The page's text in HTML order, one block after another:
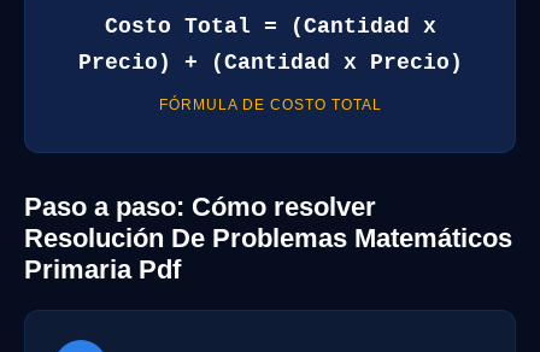
Costo Total = (Cantidad x
Precio) + (Cantidad x Precio)
FÓRMULA DE COSTO TOTAL
Paso a paso: Cómo resolver
Resolución De Problemas Matemáticos
Primaria Pdf